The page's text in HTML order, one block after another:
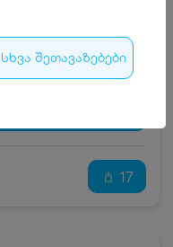
შეთავაზებები
175₾
0 ₾
17